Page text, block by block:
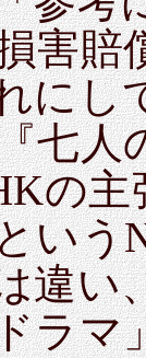
害賠
にし
七人
の
いう
違い
ラマ